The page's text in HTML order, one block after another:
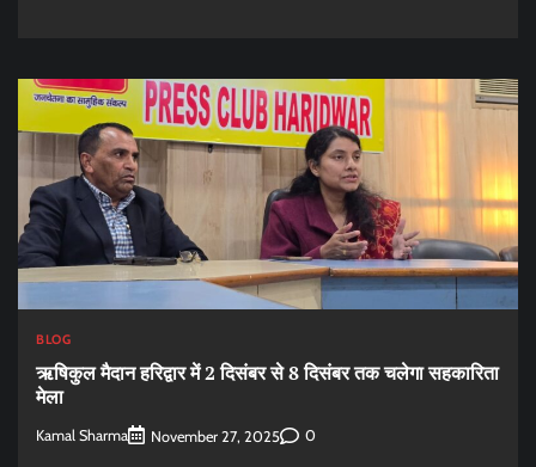
BLOG
ऋषिकुल मैदान हरिद्वार में 2 दिसंबर से 8 दिसंबर तक चलेगा सहकारिता
मेला
Kamal Sharma November 27, 2025 0